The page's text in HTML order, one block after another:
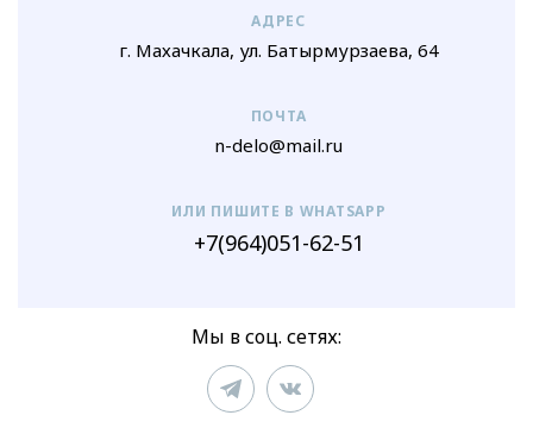
АДРЕС
г. Махачкала, ул. Батырмурзаева, 64
ПОЧТА
n-delo@mail.ru
ИЛИ ПИШИТЕ В WHATSAPP
+7(964)051-62-51
Мы в соц. сетях: